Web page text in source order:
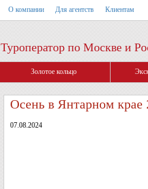
О компании Для агентств Клиентам
Туроператор по Москве и
Золотое кольцо
Осень в Янтарном крае
07.08.2024